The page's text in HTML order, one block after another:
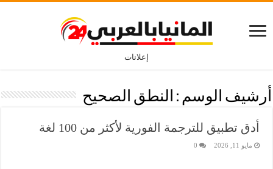
إعلانات
أرشيف الوسم : النطق الصحيح
أدق تطبيق للترجمة الفورية لأكثر من 100 لغة
مايو 11, 2026 0